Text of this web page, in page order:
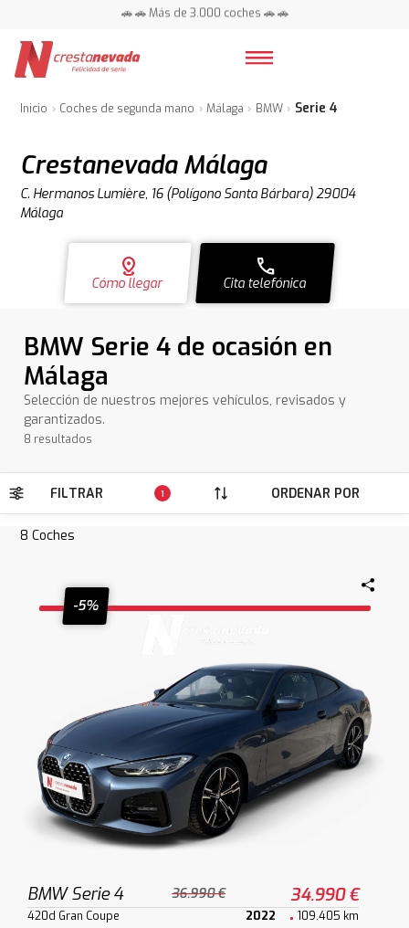
📍 Centros en toda España ⭐
📍 Centros en toda España ⭐
Inicio Coches de segunda mano Málaga BMW Serie 4
Crestanevada Málaga
C. Hermanos Lumière, 16 (Polígono Santa Bárbara) 29004
Málaga
distance
Cómo llegar
call
Cita telefónica
BMW Serie 4 de ocasión en
Málaga
Selección de nuestros mejores vehículos, revisados y
garantizados.
8 resultados
FILTRAR 1 ORDENAR POR
8 Coches
-5%
BMW Serie 4 36.990 € 34.990 €
420d Gran Coupe 2022 109.405 km